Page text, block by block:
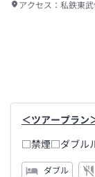
アクセス： 私鉄東
＜ツアープラン
□禁煙□ダブル
ダブル